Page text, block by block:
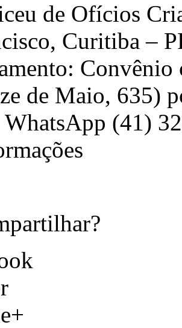
de Ofícios
Curitiba –
de Maio, 635)
WhatsApp (41)